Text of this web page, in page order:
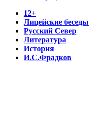
12+
Лицейские беседы
Русский Север
Литература
История
И.С.Фрадков